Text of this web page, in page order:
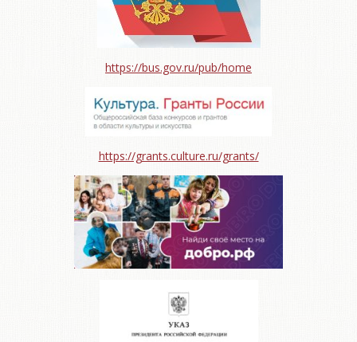
https://bus.gov.ru/pub/home
https://grants.culture.ru/grants/